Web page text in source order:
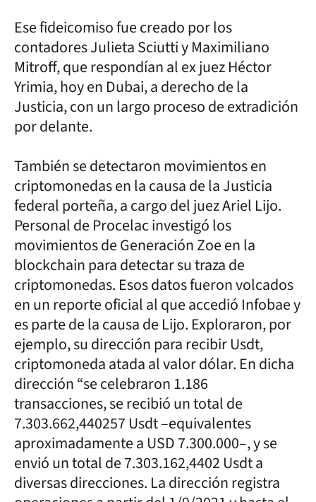
Ese fideicomiso fue creado por los
contadores Julieta Sciutti y Maximiliano
Mitroff, que respondían al ex juez Héctor
Yrimia, hoy en Dubai, a derecho de la
Justicia, con un largo proceso de extradición
por delante.
También se detectaron movimientos en
criptomonedas en la causa de la Justicia
federal porteña, a cargo del juez Ariel Lijo.
Personal de Procelac investigó los
movimientos de Generación Zoe en la
blockchain para detectar su traza de
criptomonedas. Esos datos fueron volcados
en un reporte oficial al que accedió Infobae y
es parte de la causa de Lijo. Exploraron, por
ejemplo, su dirección para recibir Usdt,
criptomoneda atada al valor dólar. En dicha
dirección “se celebraron 1.186
transacciones, se recibió un total de
7.303.662,440257 Usdt –equivalentes
aproximadamente a USD 7.300.000–, y se
envió un total de 7.303.162,4402 Usdt a
diversas direcciones. La dirección registra